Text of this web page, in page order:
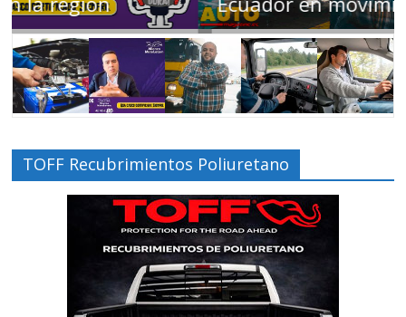
TOFF Recubrimientos Poliuretano